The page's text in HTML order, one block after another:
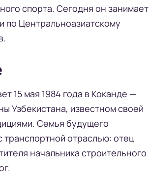
спорта. Сегодня он занимает
по Центральноазиатскому
15 мая 1984 года в Коканде —
Узбекистана, известном своей
Семья будущего
транспортной отраслью: отец
начальника строительного